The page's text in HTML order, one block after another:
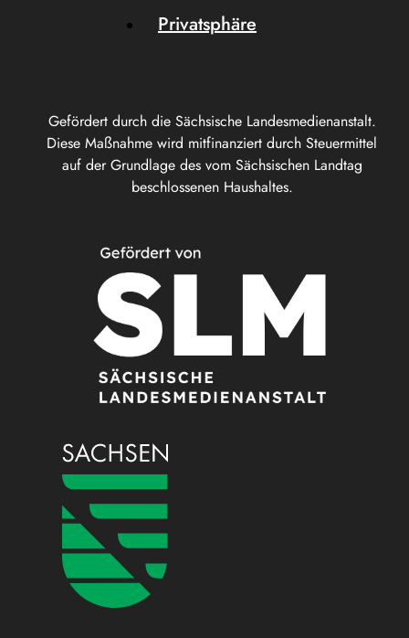
Gefördert durch die Sächsische Landesmedienanstalt.
Diese Maßnahme wird mitfinanziert durch Steuermittel
auf der Grundlage des vom Sächsischen Landtag
beschlossenen Haushaltes.
Privatsphäre